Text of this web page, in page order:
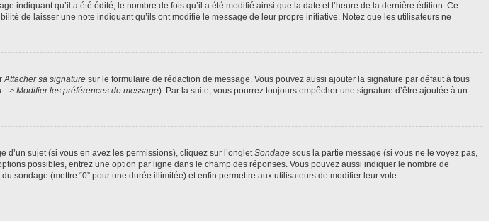
indiquant qu’il a été édité, le nombre de fois qu’il a été modifié ainsi que la date et l’heure de la dernière édition. Ce
de laisser une note indiquant qu’ils ont modifié le message de leur propre initiative. Notez que les utilisateurs ne
Attacher sa signature sur le formulaire de rédaction de message. Vous pouvez aussi ajouter la signature par défaut à tous
--> Modifier les préférences de message). Par la suite, vous pourrez toujours empêcher une signature d’être ajoutée à un
d’un sujet (si vous en avez les permissions), cliquez sur l’ongletSondage sous la partie message (si vous ne le voyez pas,
possibles, entrez une option par ligne dans le champ des réponses. Vous pouvez aussi indiquer le nombre de
sondage (mettre “0” pour une durée illimitée) et enfin permettre aux utilisateurs de modifier leur vote.